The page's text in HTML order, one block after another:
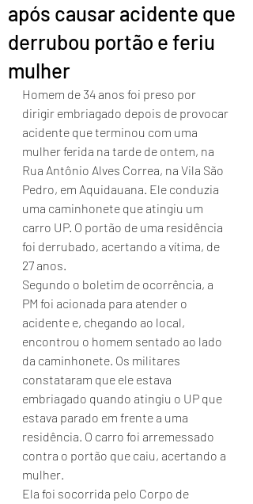
após causar acidente que
derrubou portão e feriu
mulher
Homem de 34 anos foi preso por
dirigir embriagado depois de provocar
acidente que terminou com uma
mulher ferida na tarde de ontem, na
Rua Antônio Alves Correa, na Vila São
Pedro, em Aquidauana. Ele conduzia
uma caminhonete que atingiu um
carro UP. O portão de uma residência
foi derrubado, acertando a vítima, de
27 anos.
Segundo o boletim de ocorrência, a
PM foi acionada para atender o
acidente e, chegando ao local,
encontrou o homem sentado ao lado
da caminhonete. Os militares
constataram que ele estava
embriagado quando atingiu o UP que
estava parado em frente a uma
residência. O carro foi arremessado
contra o portão que caiu, acertando a
mulher.
Ela foi socorrida pelo Corpo de